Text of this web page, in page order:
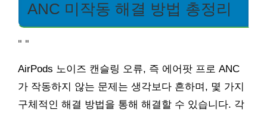
ANC 미작동 해결 방법 총정리
" "
AirPods 노이즈 캔슬링 오류, 즉 에어팟 프로 ANC
가 작동하지 않는 문제는 생각보다 흔하며, 몇 가지
구체적인 해결 방법을 통해 해결할 수 있습니다. 각